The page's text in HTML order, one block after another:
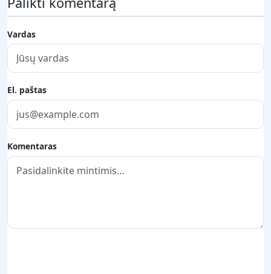
Vardas
El. paštas
Komentaras